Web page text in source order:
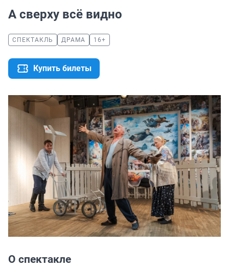
А сверху всё видно
СПЕКТАКЛЬ ДРАМА 16+
Купить билеты
О спектакле